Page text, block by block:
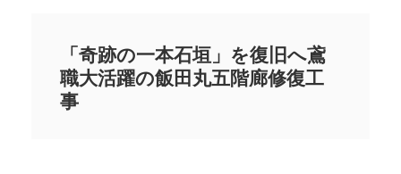
「奇跡の一本石垣」を復旧へ鳶
職大活躍の飯田丸五階廊修復工
事